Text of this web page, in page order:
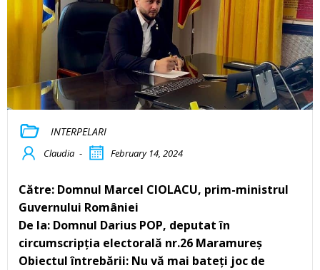
INTERPELARI
Claudia - February 14, 2024
Către: Domnul Marcel CIOLACU, prim-ministrul
Guvernului României
De la: Domnul Darius POP, deputat în
circumscripția electorală nr.26 Maramureș
Obiectul întrebării: Nu vă mai bateți joc de